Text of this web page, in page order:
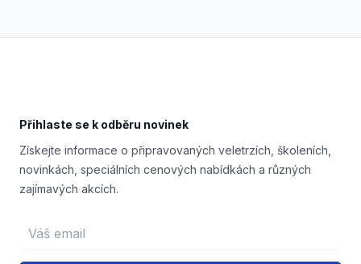
Přihlaste se k odběru novinek
Získejte informace o připravovaných veletrzích, školeních,
novinkách, speciálních cenových nabídkách a různých
zajímavých akcích.
Email address